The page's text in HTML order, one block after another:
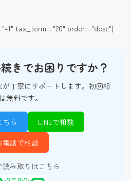
1" tax_term="20" order="desc"]
きでお困りですか？
丁寧にサポートします。初回相
無料です。
ちら
LINEで相談
電話で相談
読み取りはこちら